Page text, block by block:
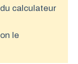
calculateur
le